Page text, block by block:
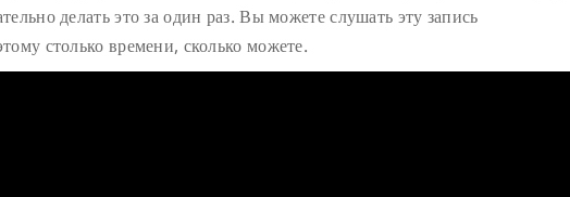
делать это за один раз. Вы можете слушать эту запись
столько времени, сколько можете.